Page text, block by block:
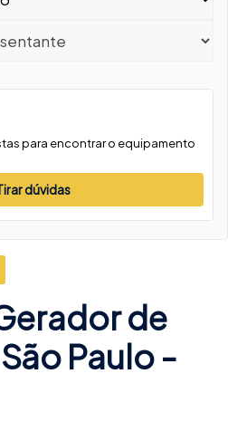
para encontrar o equipamento
dúvidas
de
Paulo -